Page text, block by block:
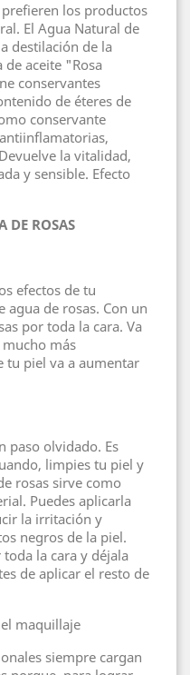
los productos
El Agua Natural de
destilación de la
aceite "Rosa
conservantes
de éteres de
conservante
la vitalidad,
y sensible. Efecto
DE ROSAS
efectos de tu
agua de rosas. Con un
por toda la cara. Va
más
tu piel va a aumentar
paso olvidado. Es
limpies tu piel y
rosas sirve como
Puedes aplicarla
la irritación y
negros de la piel.
la cara y déjala
de aplicar el resto de
maquillaje
siempre cargan